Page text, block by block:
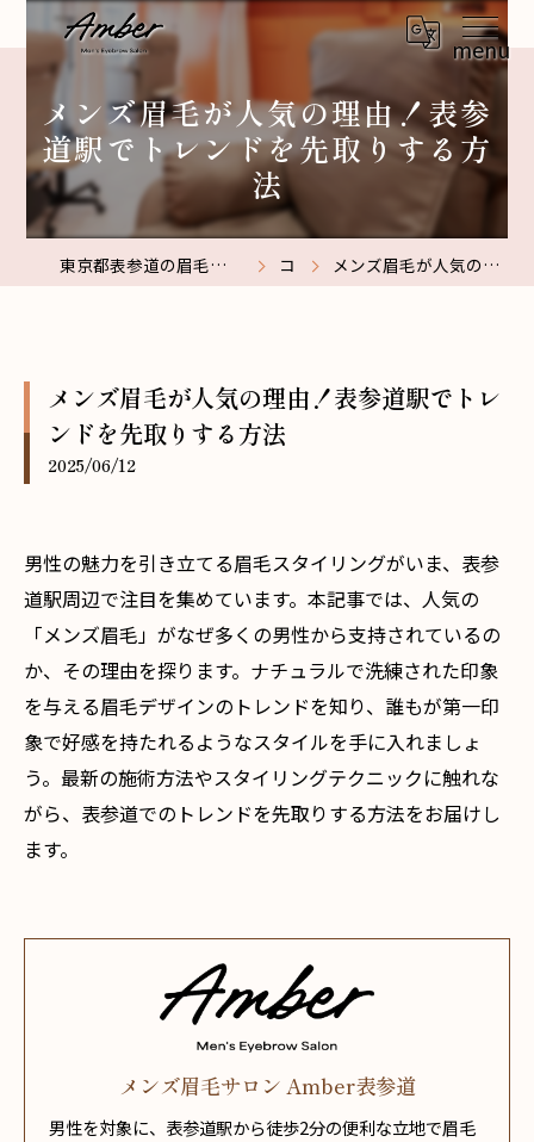
メンズ眉毛が人気の理由！表参
道駅でトレンドを先取りする方
法
東京都表参道の眉毛サロンなら【メンズ眉毛サロン】Amber表参道 コラム メンズ眉毛が人気の理由！表参道駅でトレンドを先取りする方法
メンズ眉毛が人気の理由！表参道駅でトレ
ンドを先取りする方法
2025/06/12
男性の魅力を引き立てる眉毛スタイリングがいま、表参
道駅周辺で注目を集めています。本記事では、人気の
「メンズ眉毛」がなぜ多くの男性から支持されているの
か、その理由を探ります。ナチュラルで洗練された印象
を与える眉毛デザインのトレンドを知り、誰もが第一印
象で好感を持たれるようなスタイルを手に入れましょ
う。最新の施術方法やスタイリングテクニックに触れな
がら、表参道でのトレンドを先取りする方法をお届けし
ます。
メンズ眉毛サロン Amber表参道
男性を対象に、表参道駅から徒歩2分の便利な立地で眉毛